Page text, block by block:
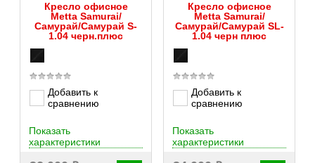
Кресло офисное
Metta Samurai/
Самурай/Самурай S-
1.04 черн.плюс
Добавить к
сравнению
Показать
характеристики
Кресло офисное
Metta Samurai/
Самурай/Самурай SL-
1.04 черн плюс
Добавить к
сравнению
Показать
характеристики